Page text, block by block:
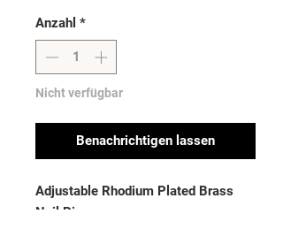
Anzahl *
Nicht verfügbar
Benachrichtigen lassen
Adjustable Rhodium Plated Brass
Nail Ring